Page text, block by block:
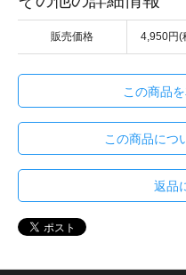
販売価格 4,950円(
この商品
この商品につ
返品